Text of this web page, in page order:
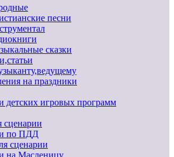
песни
сказки
на праздники
детских игровых программ
сценарии
по ПДД
сценарии
на Масленицу